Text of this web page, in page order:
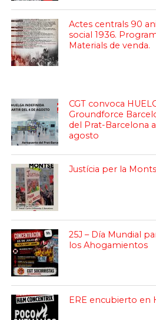
Actes centrals 90
social 1936.
Materials de venda.
CGT convoca
Groundforce
del Prat-Barcelona
agosto
Justícia per la
25J – Día Mundial
los Ahogamientos
ERE encubierto en